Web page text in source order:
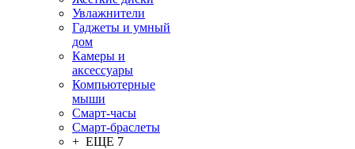
Увлажнители
Гаджеты и умный
дом
Камеры и
аксессуары
Компьютерные
мыши
Смарт-часы
Смарт-браслеты
+ ЕЩЕ 7